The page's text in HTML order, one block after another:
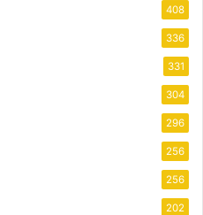
408
336
331
304
296
256
256
202